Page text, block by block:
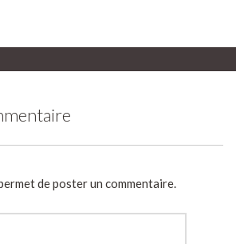
de poster un commentaire.